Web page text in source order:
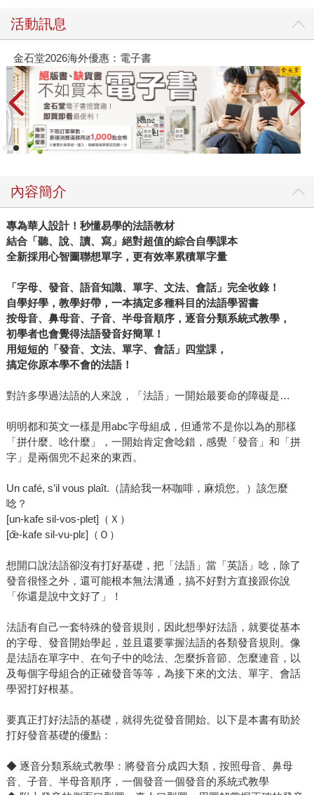
活動訊息
金石堂2026海外優惠：電子書
內容簡介
專為華人設計！秒懂易學的法語教材
結合「聽、說、讀、寫」絕對超值的綜合自學課本
全新採用心智圖聯想單字，更有效率累積單字量
「字母、發音、語音知識、單字、文法、會話」完全收錄！
自學好學，教學好帶，一本搞定多種科目的法語學習書
按母音、鼻母音、子音、半母音順序，逐音分類系統式教學，
初學者也會覺得法語發音好簡單！
用短短的「發音、文法、單字、會話」四堂課，
搞定你原本學不會的法語！
對許多學過法語的人來說，「法語」一開始最要命的障礙是…
明明都和英文一樣是用abc字母組成，但通常不是你以為的那樣
「拼什麼、唸什麼」，一開始肯定會唸錯，感覺「發音」和「拼
字」是兩個兜不起來的東西。
Un café, s’il vous plaît.（請給我一杯咖啡，麻煩您。）該怎麼
唸？
[un-kafe sil-vos-plet]（Ｘ）
[œ̃-kafe sil-vu-plε]（Ｏ）
想開口說法語卻沒有打好基礎，把「法語」當「英語」唸，除了
發音很怪之外，還可能根本無法溝通，搞不好對方直接跟你說
「你還是說中文好了」！
法語有自己一套特殊的發音規則，因此想學好法語，就要從基本
的字母、發音開始學起，並且還要掌握法語的各類發音規則。像
是法語在單字中、在句子中的唸法、怎麼拆音節、怎麼連音，以
及每個字母組合的正確發音等等，為接下來的文法、單字、會話
學習打好根基。
要真正打好法語的基礎，就得先從發音開始。以下是本書有助於
打好發音基礎的優點：
◆ 逐音分類系統式教學：將發音分成四大類，按照母音、鼻母
音、子音、半母音順序，一個發音一個發音的系統式教學